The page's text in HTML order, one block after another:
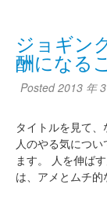
ジョギン
酬になる
Posted2013 年
タイトルを見て
人のやる気につ
ます。 人を伸ば
は、アメとムチ